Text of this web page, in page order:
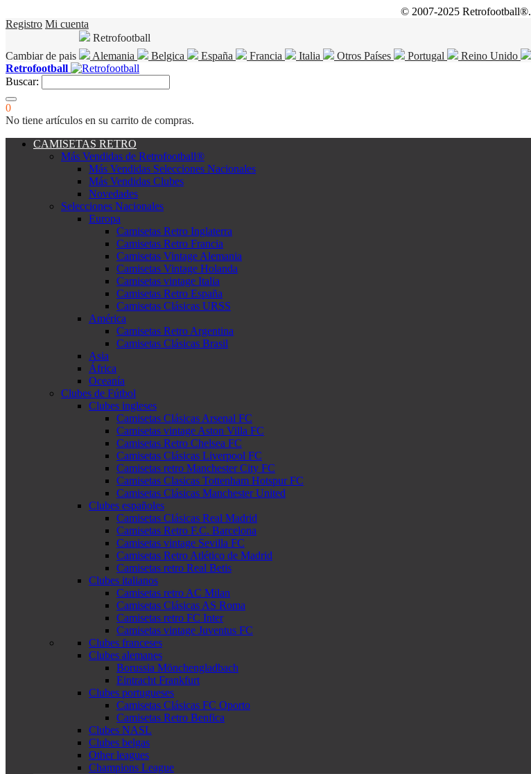
© 2007-2025 Retrofootball®.
Registro Mi cuenta
Cambiar de pais
Retrofootball
Alemania
Belgica España Francia Italia Otros Países Portugal Reino Unido
Retrofootball
Buscar:
0
No tiene artículos en su carrito de compras.
CAMISETAS RETRO
Más Vendidas de Retrofootball®
Más Vendidas Selecciones Nacionales
Más Vendidas Clubes
Novedades
Selecciones Nacionales
Europa
Camisetas Retro Inglaterra
Camisetas Retro Francia
Camisetas Vintage Alemania
Camisetas Vintage Holanda
Camisetas vintage Italia
Camisetas Retro España
Camisetas Clásicas URSS
América
Camisetas Retro Argentina
Camisetas Clásicas Brasil
Asia
África
Oceanía
Clubes de Fútbol
Clubes ingleses
Camisetas Clásicas Arsenal FC
Camisetas vintage Aston Villa FC
Camisetas Retro Chelsea FC
Camisetas Clásicas Liverpool FC
Camisetas retro Manchester City FC
Camisetas Clasicas Tottenham Hotspur FC
Camisetas Clásicas Manchester United
Clubes españoles
Camisetas Clásicas Real Madrid
Camisetas Retro F.C. Barcelona
Camisetas vintage Sevilla FC
Camisetas Retro Atlético de Madrid
Camisetas retro Real Betis
Clubes italianos
Camisetas retro AC Milan
Camisetas Clásicas AS Roma
Camisetas retro FC Inter
Camisetas vintage Juventus FC
Clubes franceses
Clubes alemanes
Borussia Mönchengladbach
Eintracht Frankfurt
Clubes portugueses
Camisetas Clásicas FC Oporto
Camisetas Retro Benfica
Clubes NASL
Clubes belgas
Other leagues
Champions League